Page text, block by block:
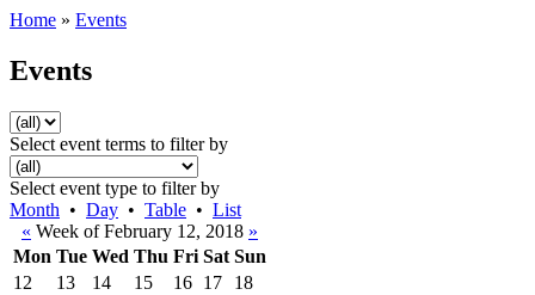
Home » Events
Events
Select event terms to filter by
Select event type to filter by
Month • Day • Table • List
« Week of February 12, 2018 »
Mon Tue Wed Thu Fri Sat Sun
12
13 14 15 16 17 18